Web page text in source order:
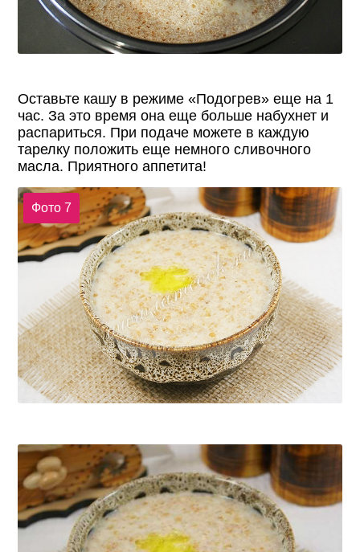
Оставьте кашу в режиме «Подогрев» еще на 1
час. За это время она еще больше набухнет и
распариться. При подаче можете в каждую
тарелку положить еще немного сливочного
масла. Приятного аппетита!
Фото 7